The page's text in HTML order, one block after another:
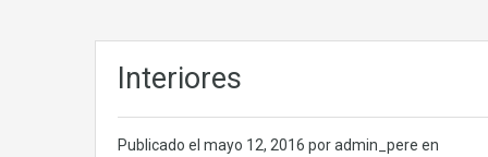
Interiores
Publicado el mayo 12, 2016 por admin_pere en